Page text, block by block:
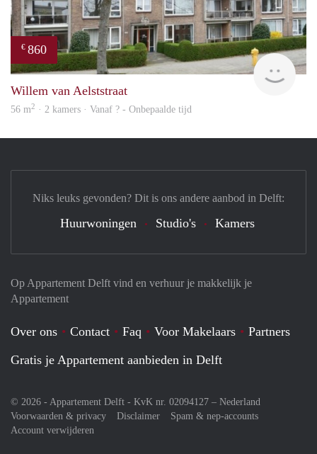
€ 860
Willem van Aelststraat
56 m2 · 2 kamers · Vanaf ? - Onbepaalde tijd
Op Appartement Delft vind en verhuur je makkelijk je
Appartement
Over ons Contact Faq Voor Makelaars
Partners
Gratis je Appartement aanbieden in Delft
© 2026 - Appartement Delft - KvK nr. 02094127 – Nederland
Voorwaarden & privacy
Disclaimer
Spam & nep-accounts
Account verwijderen
Niks leuks gevonden? Dit is ons andere aanbod in Delft:
Huurwoningen Studio's Kamers